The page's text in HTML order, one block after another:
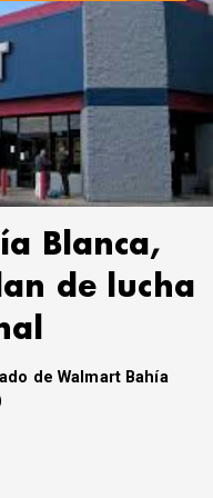
Blanca,
de lucha
de Walmart Bahía